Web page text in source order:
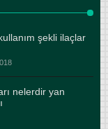
şekli ilaçlar
nelerdir yan